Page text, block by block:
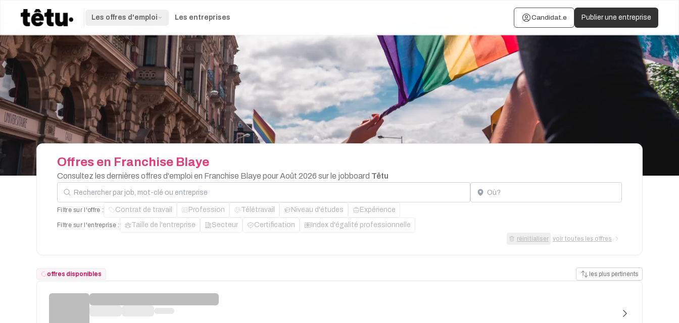
Les offres d'emploi Les entreprises Candidat.e Publier une entreprise
Offres en Franchise Blaye
Consultez les dernières offres d'emploi en Franchise Blaye pour Août 2026 sur le jobboard Têtu
Rechercher par job, mot-clé ou entreprise Localisation
Filtre sur l'offre : Contrat de travail Profession Télétravail Niveau d'études Expérience
Filtre sur l'entreprise : Taille de l'entreprise Secteur Certification Index d'égalité professionnelle
réinitialiser voir toutes les offres
offres disponibles les plus pertinents